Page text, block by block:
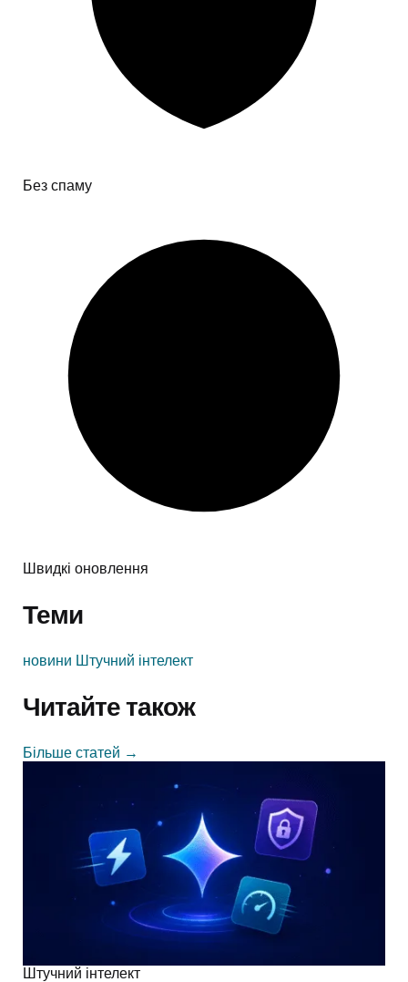
Без спаму
Швидкі оновлення
Теми
новини Штучний інтелект
Читайте також
Більше статей →
Штучний інтелект